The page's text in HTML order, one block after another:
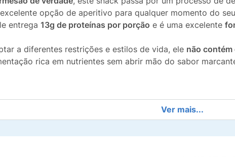
opção de aperitivo para qualquer momento do
entrega 13g de proteínas por porção e é uma excelente
a diferentes restrições e estilos de vida, ele não contém
rica em nutrientes sem abrir mão do sabor
Ver mais...